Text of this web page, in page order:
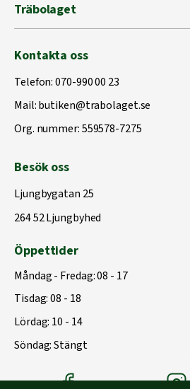
Träbolaget
Kontakta oss
Telefon:070-990 00 23
Mail:butiken@trabolaget.se
Org. nummer: 559578-7275
Besök oss
Ljungbygatan 25
264 52 Ljungbyhed
Öppettider
Måndag - Fredag: 08 - 17
Tisdag: 08 - 18
Lördag: 10 - 14
Söndag: Stängt